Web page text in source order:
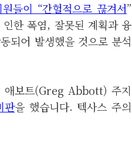
들이 “간헐적으로 끊겨서”
인한 폭염, 잘못된 계획과 융
되어 발생했을 것으로 분석
애보트(Greg Abbott) 주지
판을 했습니다. 텍사스 주의